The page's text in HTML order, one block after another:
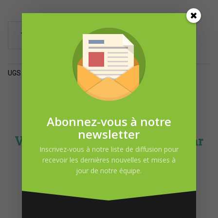
le
Ajouter au panier
UGS : Catégorie : Produits pour le corps
Vous pourriez-être intéressé par
DEMANDE D’INFORMATION
Abonnez-vous à notre
newsletter
Inscrivez-vous à notre liste de diffusion pour
recevoir les dernières nouvelles et mises à
jour de notre équipe.